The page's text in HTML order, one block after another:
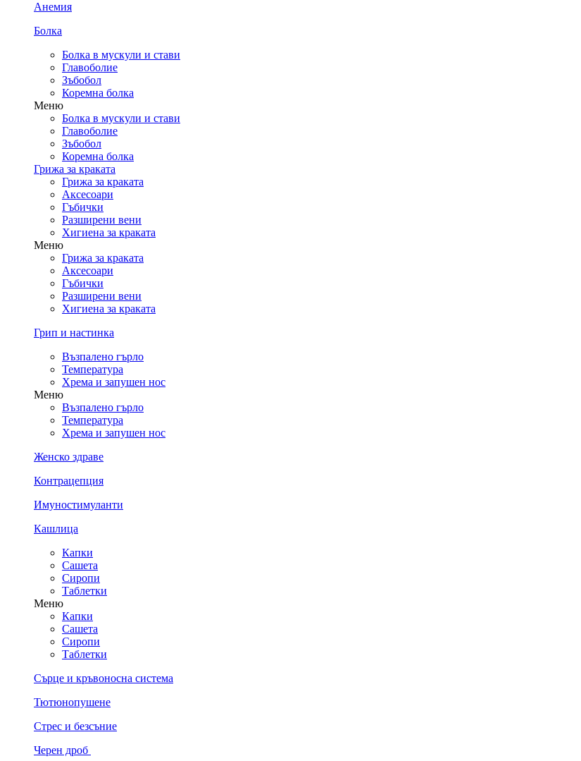
Анемия
Болка
Болка в мускули и стави
Главоболие
Зъбобол
Коремна болка
Меню
Болка в мускули и стави
Главоболие
Зъбобол
Коремна болка
Грижа за краката
Грижа за краката
Аксесоари
Гъбички
Разширени вени
Хигиена за краката
Меню
Грижа за краката
Аксесоари
Гъбички
Разширени вени
Хигиена за краката
Грип и настинка
Възпалено гърло
Температура
Хрема и запушен нос
Меню
Възпалено гърло
Температура
Хрема и запушен нос
Женско здраве
Контрацепция
Имуностимуланти
Кашлица
Капки
Сашета
Сиропи
Таблетки
Меню
Капки
Сашета
Сиропи
Таблетки
Сърце и кръвоносна система
Тютюнопушене
Стрес и безсъние
Черен дроб